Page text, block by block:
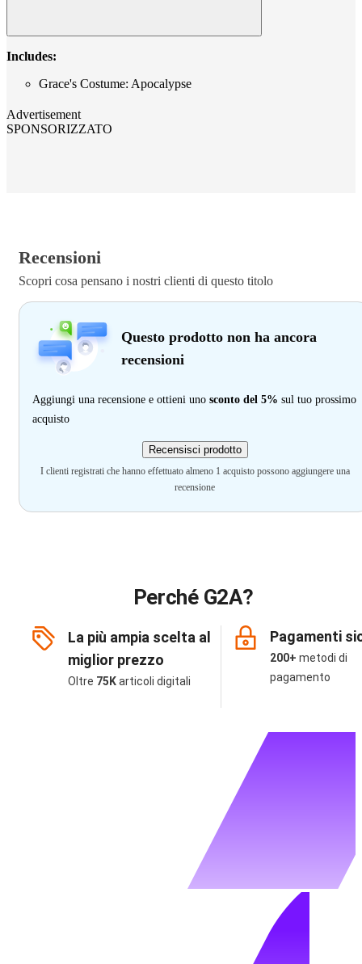
Includes:
Grace's Costume: Apocalypse
Advertisement
SPONSORIZZATO
Recensioni
Scopri cosa pensano i nostri clienti di questo titolo
Questo prodotto non ha ancora
recensioni
Aggiungi una recensione e ottieni uno sconto del 5% sul tuo prossimo
acquisto
Recensisci prodotto
I clienti registrati che hanno effettuato almeno 1 acquisto possono aggiungere una
recensione
Perché G2A?
La più ampia scelta al
miglior prezzo
Oltre 75Karticoli digitali
Pagamenti
200+ metodi di
pagamento